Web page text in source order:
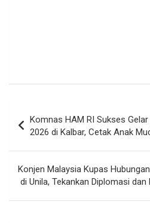
pos
Komnas HAM RI Sukses
2026 di Kalbar, Cetak Anak
Konjen Malaysia Kupas
di Unila, Tekankan Diplomasi